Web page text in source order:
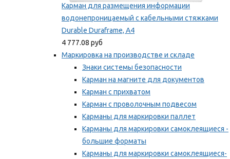
Карман для размещения информации
водонепроницаемый с кабельными стяжками
Durable Duraframe, А4
4 777.08 руб
Маркировка на производстве и складе
Знаки системы безопасности
Карман на магните для документов
Карман с прихватом
Карман с проволочным подвесом
Карманы для маркировки паллет
Карманы для маркировки самоклеящиеся -
большие форматы
Карманы для маркировки самоклеящиеся-